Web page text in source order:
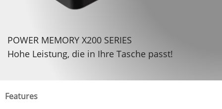
POWER MEMORY X200 SERIES
Hohe Leistung, die in Ihre Tasche passt!
Features